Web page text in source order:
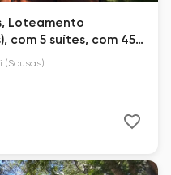
Loteamento
com 5 suítes, com 457